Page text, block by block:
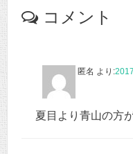
コメント
匿名 より:
夏目より青山の方